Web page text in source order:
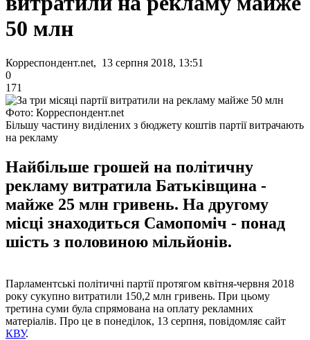
50 млн
Корреспондент.net, 13 серпня 2018, 13:51
0
171
Фото: Корреспондент.net
Більшу частину виділених з бюджету коштів партії витрачають
на рекламу
Найбільше грошей на політичну
рекламу витратила Батьківщина -
майже 25 млн гривень. На другому
місці знаходиться Самопоміч - понад
шість з половиною мільйонів.
Парламентські політичні партії протягом квітня-червня 2018
року сукупно витратили 150,2 млн гривень. При цьому
третина суми була спрямована на оплату рекламних
матеріалів. Про це в понеділок, 13 серпня, повідомляє сайт
КВУ.